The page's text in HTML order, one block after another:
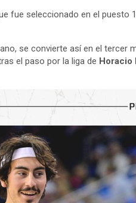
fue seleccionado en el
se convierte así en el tercer
el paso por la liga de Horacio